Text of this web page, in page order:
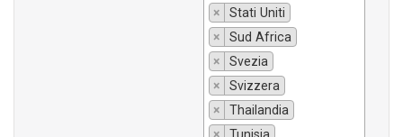
×
Stati Uniti
×
Sud Africa
×
Svezia
×
Svizzera
×
Thailandia